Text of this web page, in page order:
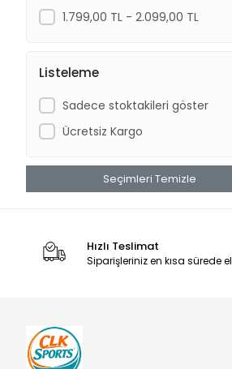
Cakard
Clk Sports
Doğuş
Durex
Eyüp Sabri Tuncer
Faber Castell
Funs
1.799,00 TL - 2.099,00 TL
Listeleme
Sadece stoktakileri göster
Ücretsiz Kargo
Seçimleri Temizle
Hızlı Teslimat
Siparişleriniz en kısa sürede